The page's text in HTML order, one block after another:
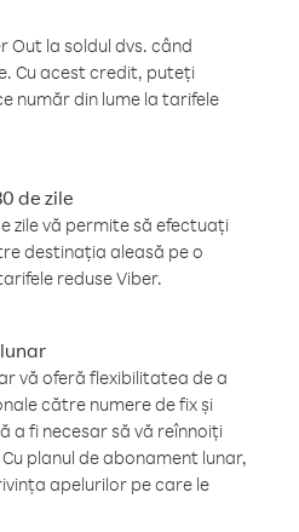
Out la soldul dvs. când
Cu acest credit, puteți
număr din lume la tarifele
de zile
zile vă permite să efectuați
destinația aleasă pe o
reduse Viber.
vă oferă flexibilitatea de a
către numere de fix și
a fi necesar să vă reînnoiți
planul de abonament lunar,
apelurilor pe care le